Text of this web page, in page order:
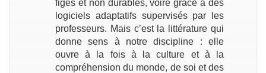
figés et non durables, voire grâce à des
logiciels adaptatifs supervisés par les
professeurs. Mais c’est la littérature qui
donne sens à notre discipline : elle
ouvre à la fois à la culture et à la
compréhension du monde, de soi et des